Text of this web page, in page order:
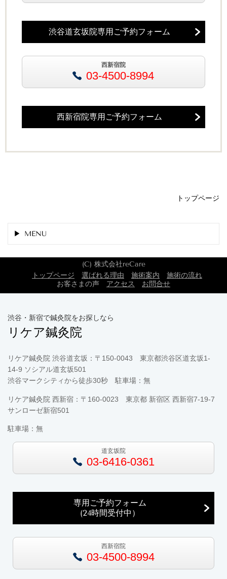
渋谷道玄坂院専用ご予約フォーム
西新宿院
03-4500-8994
西新宿院専用ご予約フォーム
トップページ
MENU
(C) 株式会社reCare
トップページ
選ばれる理由 施術案内
施術の流れ
お客さまの声
アクセス お問合せ
渋谷・新宿で鍼灸院をお探しなら
リケア鍼灸院
リケア鍼灸院 渋谷道玄坂：〒150-0043 東京都渋谷区道玄坂1-
14-9 ソシアル道玄坂501
渋谷マークシティから徒歩30秒 駐車場：無
リケア鍼灸院 西新宿：〒160-0023 東京都 新宿区 西新宿7-19-7
サンローゼ新宿501
駐車場：無
道玄坂院
03-6416-0361
専用ご予約フォーム
(24時間受付中）
西新宿院
03-4500-8994